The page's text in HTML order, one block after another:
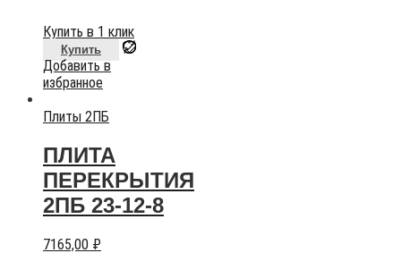
Купить в 1 клик
Купить
Добавить в
избранное
Плиты 2ПБ
ПЛИТА
ПЕРЕКРЫТИЯ
2ПБ 23-12-8
7165,00 ₽